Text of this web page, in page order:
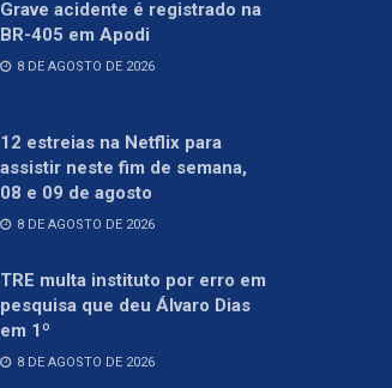
Grave acidente é registrado na
BR-405 em Apodi
8 DE AGOSTO DE 2026
12 estreias na Netflix para
assistir neste fim de semana,
08 e 09 de agosto
8 DE AGOSTO DE 2026
TRE multa instituto por erro em
pesquisa que deu Álvaro Dias
em 1º
8 DE AGOSTO DE 2026